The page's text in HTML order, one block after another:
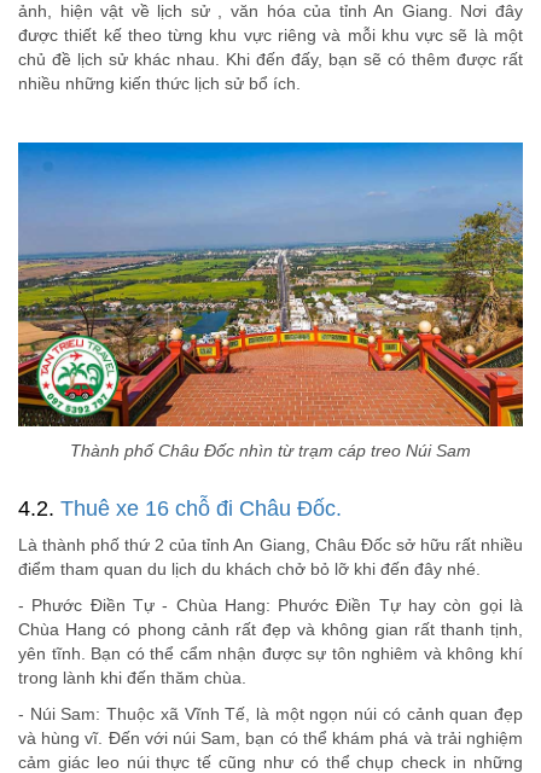
ảnh, hiện vật về lịch sử , văn hóa của tỉnh An Giang. Nơi đây
được thiết kế theo từng khu vực riêng và mỗi khu vực sẽ là một
chủ đề lịch sử khác nhau. Khi đến đấy, bạn sẽ có thêm được rất
nhiều những kiến thức lịch sử bổ ích.
Thành phố Châu Đốc nhìn từ trạm cáp treo Núi Sam
4.2. Thuê xe 16 chỗ đi Châu Đốc.
Là thành phố thứ 2 của tỉnh An Giang, Châu Đốc sở hữu rất nhiều
điểm tham quan du lịch du khách chở bỏ lỡ khi đến đây nhé.
- Phước Điền Tự - Chùa Hang: Phước Điền Tự hay còn gọi là
Chùa Hang có phong cảnh rất đẹp và không gian rất thanh tịnh,
yên tĩnh. Bạn có thể cẩm nhận được sự tôn nghiêm và không khí
trong lành khi đến thăm chùa.
- Núi Sam: Thuộc xã Vĩnh Tế, là một ngọn núi có cảnh quan đẹp
và hùng vĩ. Đến với núi Sam, bạn có thể khám phá và trải nghiệm
cảm giác leo núi thực tế cũng như có thể chụp check in những